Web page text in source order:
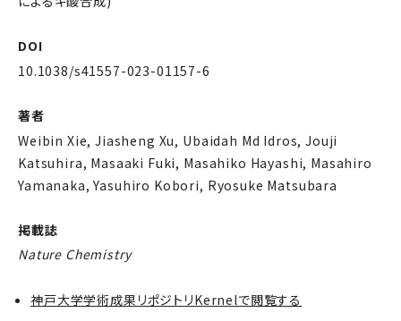
DOI
10.1038/s41557-023-01157-6
著者
Weibin Xie, Jiasheng Xu, Ubaidah Md Idros, Jouji
Katsuhira, Masaaki Fuki, Masahiko Hayashi, Masahiro
Yamanaka, Yasuhiro Kobori, Ryosuke Matsubara
掲載誌
Nature Chemistry
神戸大学学術成果リポジトリKernelで閲覧する